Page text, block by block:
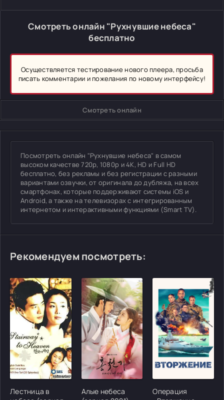
Смотреть онлайн "Рухнувшие небеса"
бесплатно
Осуществляется тестирование нового плеера, просьба
писать комментарии и пожелания по новому интерфейсу!
Смотреть онлайн
Посмотреть онлайн "Рухнувшие небеса" в самом
высоком качестве 720p, 1080p и 4K, HD и Full HD
бесплатно, без рекламы и без регистрации с разными
вариантами озвучки, от оригинала до дубляжа, на всех
смартфонах, которые поддерживают системы iOS и
Android, а также на телевизорах с интегрированным
интернетом и интерактивными функциями (Smart TV).
Рекомендуем посмотреть:
[/xfgiven_cvh_poster_urlcvh_poster_url]
Лестница в
[/xfgiven_cvh_poster_urlcvh_poster_url]
Алые небеса
Операция